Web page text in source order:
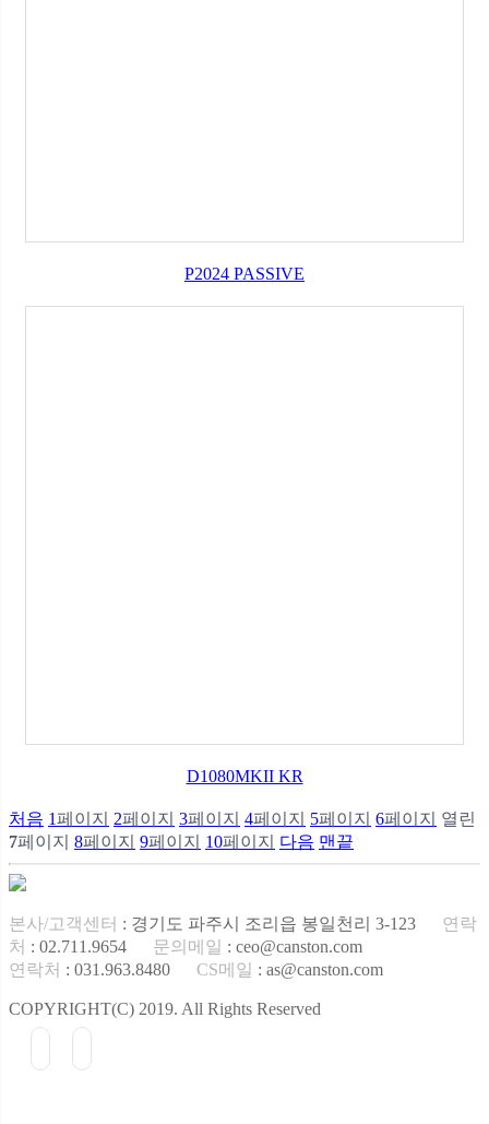
P2024 PASSIVE
D1080MKII KR
처음 1페이지 2페이지 3페이지 4페이지 5페이지 6페이지
열린
7페이지 8페이지 9페이지 10페이지 다음 맨끝
본사/고객센터 : 경기도 파주시 조리읍 봉일천리 3-123
연락
처 : 02.711.9654 문의메일 : ceo@canston.com
연락처 : 031.963.8480 CS메일 : as@canston.com
COPYRIGHT(C) 2019. All Rights Reserved